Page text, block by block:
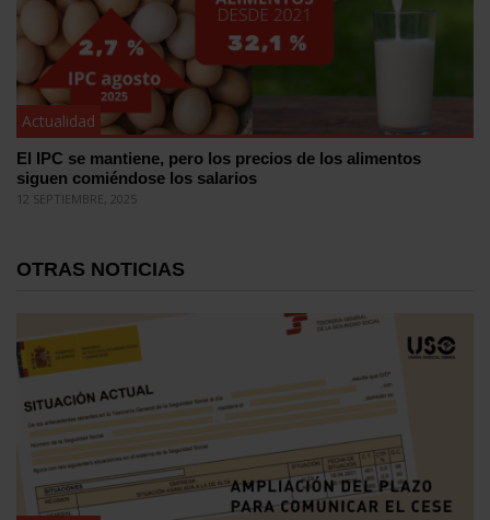
Actualidad
El IPC se mantiene, pero los precios de los alimentos
siguen comiéndose los salarios
12 SEPTIEMBRE, 2025
OTRAS NOTICIAS